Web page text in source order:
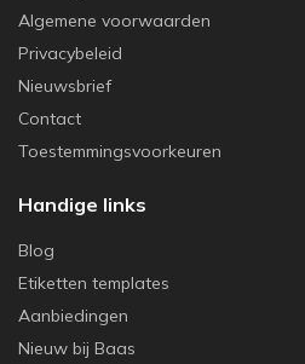
Algemene voorwaarden
Privacybeleid
Nieuwsbrief
Contact
Toestemmingsvoorkeuren
Handige links
Blog
Etiketten templates
Aanbiedingen
Nieuw bij Baas